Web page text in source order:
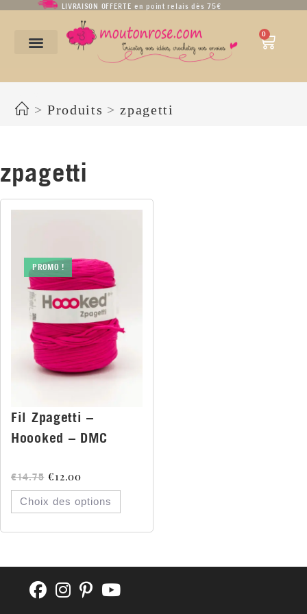
LIVRAISON OFFERTE en point relais dès 75€
0
> Produits > zpagetti
zpagetti
PROMO !
Fil Zpagetti –
Hoooked – DMC
€14.75 €12.00
Choix des options